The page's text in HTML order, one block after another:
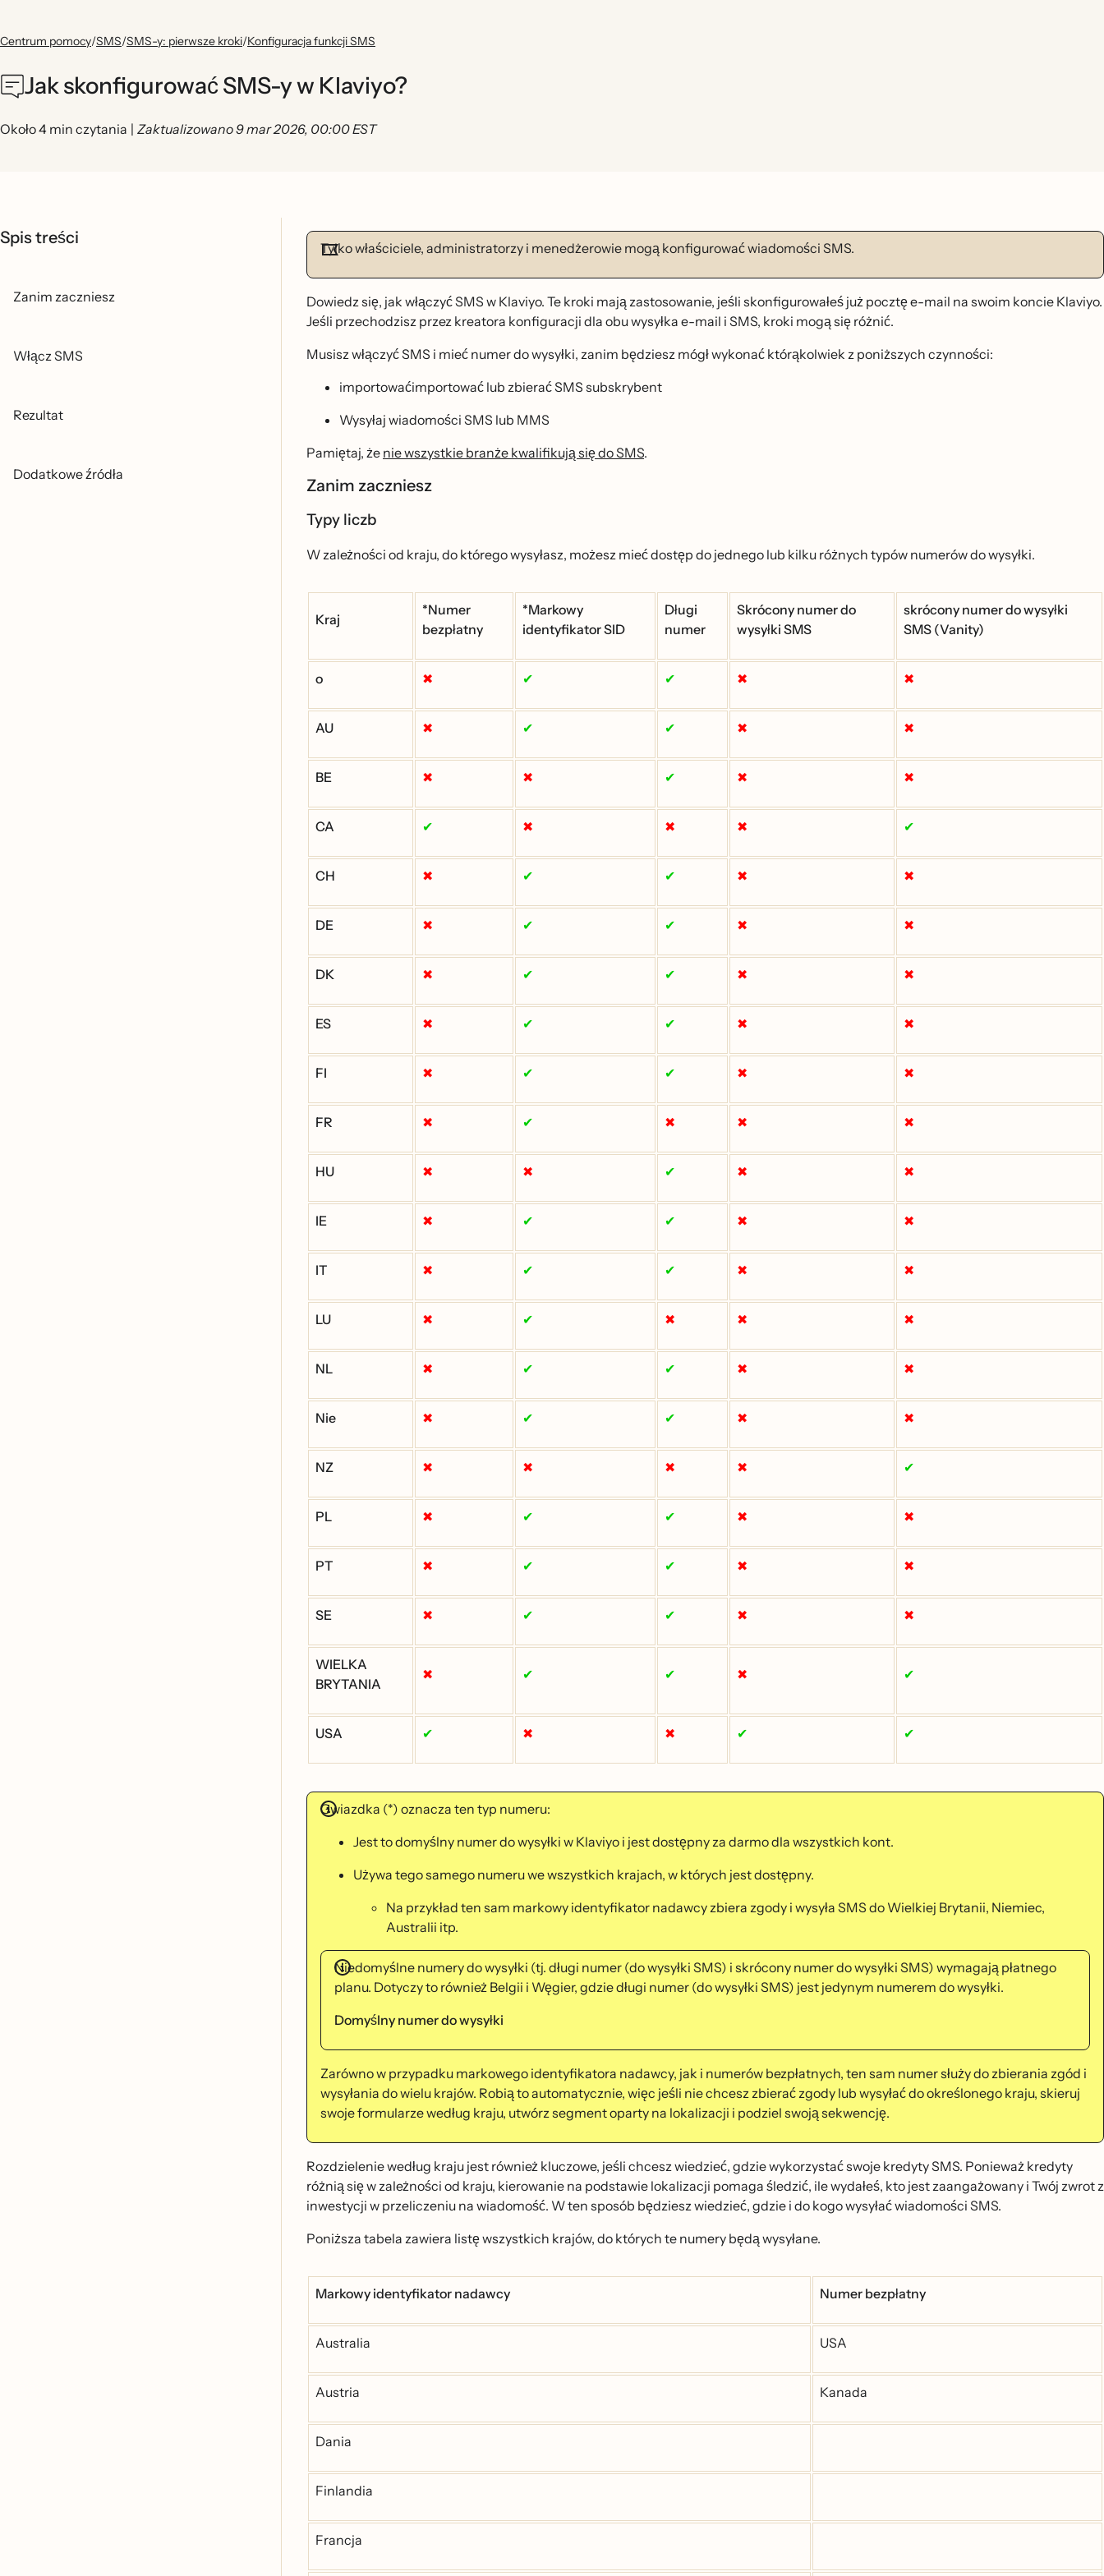
Centrum pomocy/SMS/SMS-y: pierwsze kroki/Konfiguracja funkcji SMS
Jak skonfigurować SMS-y w Klaviyo?
Około 4 min czytania | Zaktualizowano 9 mar 2026, 00:00 EST
Spis treści
Zanim zaczniesz
Włącz SMS
Rezultat
Dodatkowe źródła
Tylko właściciele, administratorzy i menedżerowie mogą konfigurować wiadomości SMS.
Dowiedz się, jak włączyć SMS w Klaviyo. Te kroki mają zastosowanie, jeśli skonfigurowałeś już pocztę e-mail na swoim koncie Klaviyo.
Jeśli przechodzisz przez kreatora konfiguracji dla obu wysyłka e-mail i SMS, kroki mogą się różnić.
Musisz włączyć SMS i mieć numer do wysyłki, zanim będziesz mógł wykonać którąkolwiek z poniższych czynności:
importowaćimportować lub zbierać SMS subskrybent
Wysyłaj wiadomości SMS lub MMS
Pamiętaj, że nie wszystkie branże kwalifikują się do SMS.
Zanim zaczniesz
Typy liczb
W zależności od kraju, do którego wysyłasz, możesz mieć dostęp do jednego lub kilku różnych typów numerów do wysyłki.
Kraj
*Numer
bezpłatny
*Markowy
identyfikator SID
Długi
numer
Skrócony numer do
wysyłki SMS
skrócony numer do wysyłki
SMS (Vanity)
o ✖ ✔ ✔ ✖ ✖
AU ✖ ✔ ✔ ✖ ✖
BE ✖ ✖ ✔ ✖ ✖
CA ✔ ✖ ✖ ✖ ✔
CH ✖ ✔ ✔ ✖ ✖
DE ✖ ✔ ✔ ✖ ✖
DK ✖ ✔ ✔ ✖ ✖
ES ✖ ✔ ✔ ✖ ✖
FI ✖ ✔ ✔ ✖ ✖
FR ✖ ✔ ✖ ✖ ✖
HU ✖ ✖ ✔ ✖ ✖
IE ✖ ✔ ✔ ✖ ✖
IT ✖ ✔ ✔ ✖ ✖
LU ✖ ✔ ✖ ✖ ✖
NL ✖ ✔ ✔ ✖ ✖
Nie ✖ ✔ ✔ ✖ ✖
NZ ✖ ✖ ✖ ✖ ✔
PL ✖ ✔ ✔ ✖ ✖
PT ✖ ✔ ✔ ✖ ✖
SE ✖ ✔ ✔ ✖ ✖
WIELKA
BRYTANIA
✖ ✔ ✔ ✖ ✔
USA ✔ ✖ ✖ ✔ ✔
Gwiazdka (*) oznacza ten typ numeru:
Jest to domyślny numer do wysyłki w Klaviyo i jest dostępny za darmo dla wszystkich kont.
Używa tego samego numeru we wszystkich krajach, w których jest dostępny.
Na przykład ten sam markowy identyfikator nadawcy zbiera zgody i wysyła SMS do Wielkiej Brytanii, Niemiec,
Australii itp.
Niedomyślne numery do wysyłki (tj. długi numer (do wysyłki SMS) i skrócony numer do wysyłki SMS) wymagają płatnego
planu. Dotyczy to również Belgii i Węgier, gdzie długi numer (do wysyłki SMS) jest jedynym numerem do wysyłki.
Domyślny numer do wysyłki
Zarówno w przypadku markowego identyfikatora nadawcy, jak i numerów bezpłatnych, ten sam numer służy do zbierania zgód i
wysyłania do wielu krajów. Robią to automatycznie, więc jeśli nie chcesz zbierać zgody lub wysyłać do określonego kraju, skieruj
swoje formularze według kraju, utwórz segment oparty na lokalizacji i podziel swoją sekwencję.
Rozdzielenie według kraju jest również kluczowe, jeśli chcesz wiedzieć, gdzie wykorzystać swoje kredyty SMS. Ponieważ kredyty
różnią się w zależności od kraju, kierowanie na podstawie lokalizacji pomaga śledzić, ile wydałeś, kto jest zaangażowany i Twój zwrot z
inwestycji w przeliczeniu na wiadomość. W ten sposób będziesz wiedzieć, gdzie i do kogo wysyłać wiadomości SMS.
Poniższa tabela zawiera listę wszystkich krajów, do których te numery będą wysyłane.
Markowy identyfikator nadawcy Numer bezpłatny
Australia USA
Austria Kanada
Dania
Finlandia
Francja